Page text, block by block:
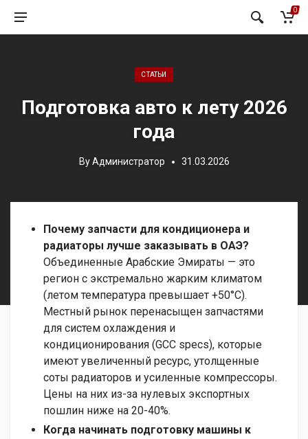
0
Posted in:
СТАТЬИ
Подготовка авто к лету 2026
года
ByАдминистратор 31.03.2026
Почему запчасти для кондиционера и
радиаторы лучше заказывать в ОАЭ?
Объединенные Арабские Эмираты — это
регион с экстремально жарким климатом
(летом температура превышает +50°C).
Местный рынок перенасыщен запчастями
для систем охлаждения и
кондиционирования (GCC specs), которые
имеют увеличенный ресурс, утолщенные
соты радиаторов и усиленные компрессоры.
Цены на них из-за нулевых экспортных
пошлин ниже на 20-40%.
Когда начинать подготовку машины к